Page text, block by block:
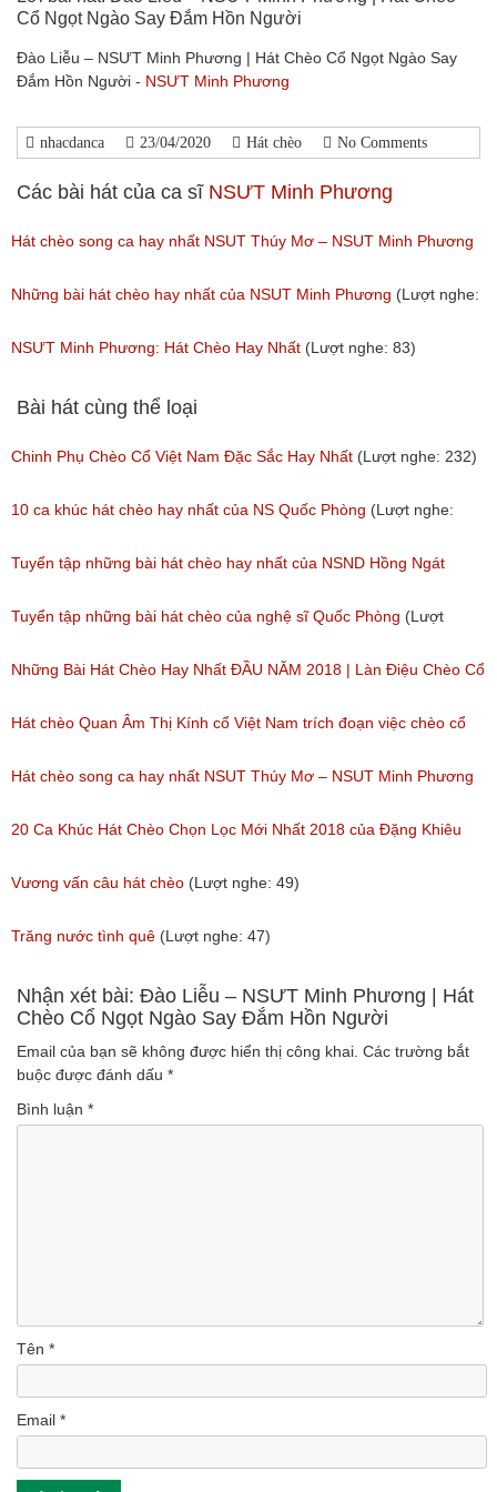
Cổ Ngọt Ngào Say Đắm Hồn Người
Đào Liễu – NSƯT Minh Phương | Hát Chèo Cổ Ngọt Ngào Say
Đắm Hồn Người - NSƯT Minh Phương
nhacdanca 23/04/2020 Hát chèo No Comments
Các bài hát của ca sĩ NSƯT Minh Phương
Hát chèo song ca hay nhất NSUT Thúy Mơ – NSUT Minh Phương
(Lượt nghe: 189)
Những bài hát chèo hay nhất của NSUT Minh Phương (Lượt nghe:
325)
NSƯT Minh Phương: Hát Chèo Hay Nhất (Lượt nghe: 83)
Bài hát cùng thể loại
Chinh Phụ Chèo Cổ Việt Nam Đặc Sắc Hay Nhất (Lượt nghe: 232)
10 ca khúc hát chèo hay nhất của NS Quốc Phòng (Lượt nghe:
1,371)
Tuyển tập những bài hát chèo hay nhất của NSND Hồng Ngát
(Lượt nghe: 777)
Tuyển tập những bài hát chèo của nghệ sĩ Quốc Phòng (Lượt
nghe: 2,002)
Những Bài Hát Chèo Hay Nhất ĐẦU NĂM 2018 | Làn Điệu Chèo Cổ
Ngọt Ngào Như Ru Lòng Người
(Lượt nghe: 172)
Hát chèo Quan Âm Thị Kính cổ Việt Nam trích đoạn việc chèo cổ
Việt Nam đặc sắc nhất
(Lượt nghe: 81)
Hát chèo song ca hay nhất NSUT Thúy Mơ – NSUT Minh Phương
(Lượt nghe: 189)
20 Ca Khúc Hát Chèo Chọn Lọc Mới Nhất 2018 của Đặng Khiêu
(Lượt nghe: 105)
Vương vấn câu hát chèo (Lượt nghe: 49)
Trăng nước tình quê (Lượt nghe: 47)
Nhận xét bài: Đào Liễu – NSƯT Minh Phương | Hát
Chèo Cổ Ngọt Ngào Say Đắm Hồn Người
Email của bạn sẽ không được hiển thị công khai. Các trường bắt
buộc được đánh dấu *
Bình luận *
Tên *
Email *